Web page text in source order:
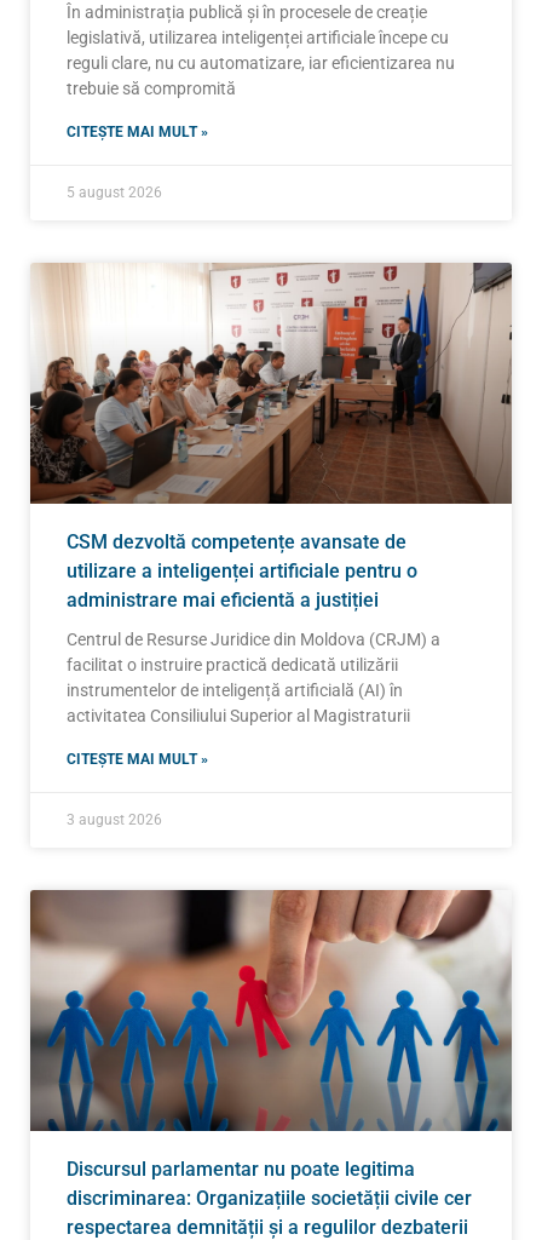
În administrația publică și în procesele de creație
legislativă, utilizarea inteligenței artificiale începe cu
reguli clare, nu cu automatizare, iar eficientizarea nu
trebuie să compromită
CITEȘTE MAI MULT »
5 august 2026
CSM dezvoltă competențe avansate de
utilizare a inteligenței artificiale pentru o
administrare mai eficientă a justiției
Centrul de Resurse Juridice din Moldova (CRJM) a
facilitat o instruire practică dedicată utilizării
instrumentelor de inteligență artificială (AI) în
activitatea Consiliului Superior al Magistraturii
CITEȘTE MAI MULT »
3 august 2026
Discursul parlamentar nu poate legitima
discriminarea: Organizațiile societății civile cer
respectarea demnității și a regulilor dezbaterii